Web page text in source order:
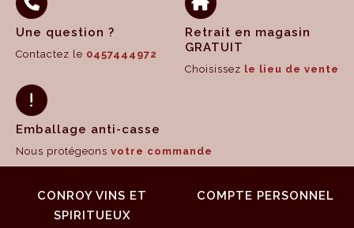
Une question ?
Contactez le 0457444972
Retrait en magasin
GRATUIT
Choisissez le lieu de vente
Emballage anti-casse
Nous protégeons votre commande
CONROY VINS ET
SPIRITUEUX
COMPTE PERSONNEL